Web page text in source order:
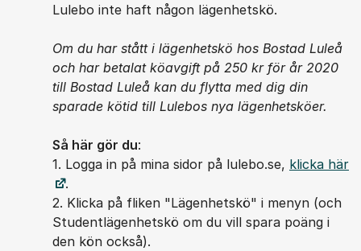
Lulebo inte haft någon lägenhetskö.
Om du har stått i lägenhetskö hos Bostad Luleå
och har betalat köavgift på 250 kr för år 2020
till Bostad Luleå kan du flytta med dig din
sparade kötid till Lulebos nya lägenhetsköer.
Så här gör du:
1. Logga in på mina sidor på lulebo.se, klicka här
.
2. Klicka på fliken "Lägenhetskö" i menyn (och
Studentlägenhetskö om du vill spara poäng i
den kön också).